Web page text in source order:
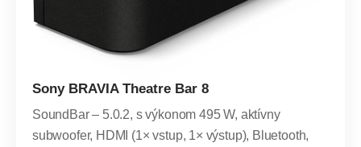
Sony BRAVIA Theatre Bar 8
SoundBar – 5.0.2, s výkonom 495 W, aktívny
subwoofer, HDMI (1× vstup, 1× výstup), Bluetooth,